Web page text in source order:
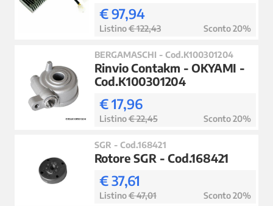
€ 97,94
Listino€ 122,43 Sconto 20%
BERGAMASCHI - Cod.K100301204
Rinvio Contakm - OKYAMI -
Cod.K100301204
€ 17,96
Listino€ 22,45 Sconto 20%
SGR - Cod.168421
Rotore SGR - Cod.168421
€ 37,61
Listino€ 47,01 Sconto 20%